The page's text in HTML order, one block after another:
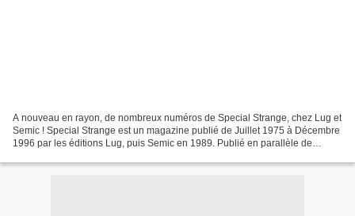
A nouveau en rayon, de nombreux numéros de Special Strange, chez Lug et
Semic ! Special Strange est un magazine publié de Juillet 1975 à Décembre
1996 par les éditions Lug, puis Semic en 1989. Publié en parallèle de